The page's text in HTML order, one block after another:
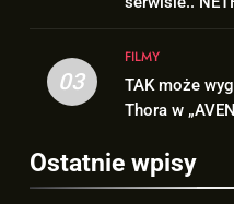
4
03
FILMY
TAK może
Thora w
Ostatnie wpisy
2
się
GRY